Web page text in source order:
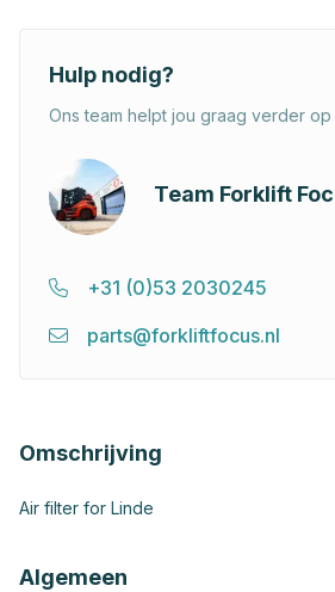
Hulp nodig?
Ons team helpt jou graag verder op
Team Forklift
+31 (0)53 2030245
parts@forkliftfocus.nl
Omschrijving
Air filter for Linde
Algemeen